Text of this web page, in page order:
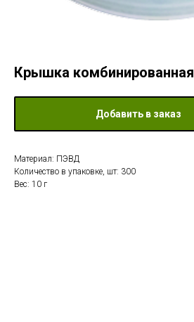
Крышка комбинированная
Добавить в заказ
Материал: ПЭВД
Количество в упаковке, шт: 300
Вес: 10 г